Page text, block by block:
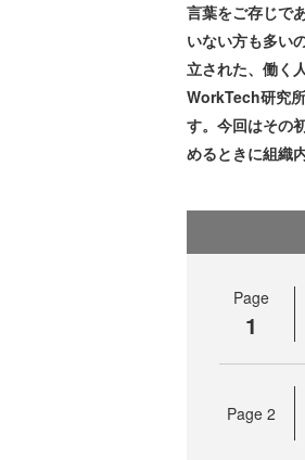
言葉をご存じで
いない方も多い
立された、働く
WorkTech研究
す。今回はその
めるときに組織
Page
1
Page 2